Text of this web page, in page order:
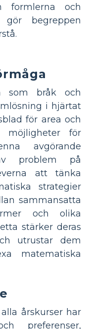
formlerna och
begreppen
som bråk och
i hjärtat
för area och
möjligheter för
avgörande
problem på
att tänka
strategier
sammansatta
och olika
stärker deras
utrustar dem
matematiska
årskurser har
preferenser,